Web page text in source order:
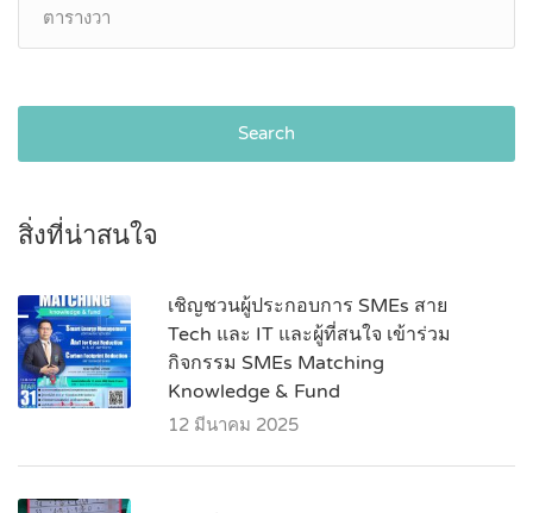
Search
สิ่งที่น่าสนใจ
เชิญชวนผู้ประกอบการ SMEs สาย
Tech และ IT และผู้ที่สนใจ เข้าร่วม
กิจกรรม SMEs Matching
Knowledge & Fund
12 มีนาคม 2025